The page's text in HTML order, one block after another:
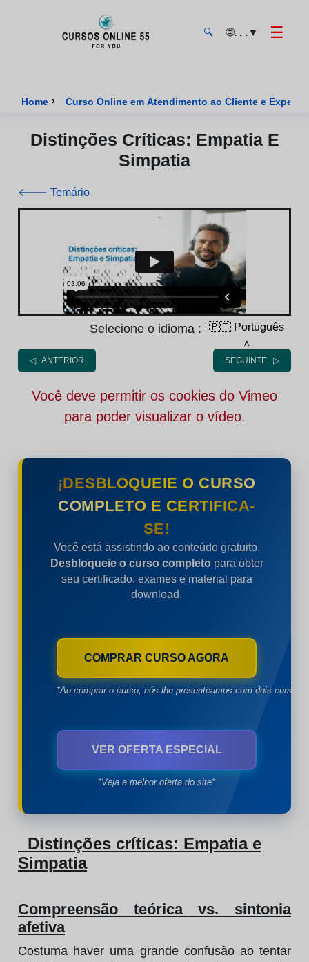
🔍 🌐. . .▼ ☰
Home › Curso Online em Atendimento ao Cliente e
Distinções Críticas: Empatia E
Simpatia
🡐 Temário
Selecione o idioma :
🇵🇹 Português
˄
◁ ANTERIOR SEGUINTE ▷
Você deve permitir os cookies do Vimeo
para poder visualizar o vídeo.
¡DESBLOQUEIE O CURSO
COMPLETO E CERTIFICA-
SE!
Você está assistindo ao conteúdo gratuito.
Desbloqueie o curso completopara obter
seu certificado, exames e material para
download.
COMPRAR CURSO AGORA
*Ao comprar o curso, nós lhe presenteamos com dois cursos
VER OFERTA ESPECIAL
*Veja a melhor oferta do site*
Distinções críticas: Empatia e
Simpatia
Compreensão teórica vs. sintonia
afetiva
Costuma haver uma grande confusão ao tentar